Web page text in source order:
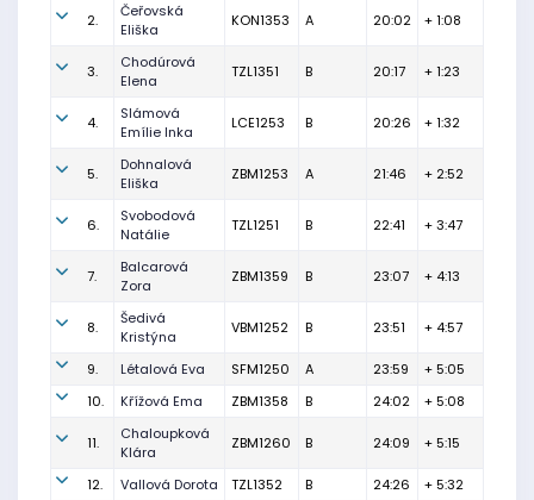
2.
Čeřovská
Eliška
KON1353 A 20:02 + 1:08
3.
Chodúrová
Elena
TZL1351 B 20:17 + 1:23
4.
Slámová
Emílie Inka
LCE1253 B 20:26 + 1:32
5.
Dohnalová
Eliška
ZBM1253 A 21:46 + 2:52
6.
Svobodová
Natálie
TZL1251 B 22:41 + 3:47
7.
Balcarová
Zora
ZBM1359 B 23:07 + 4:13
8.
Šedivá
Kristýna
VBM1252 B 23:51 + 4:57
9. Létalová Eva SFM1250 A 23:59
+ 5:05
10.
Křížová Ema ZBM1358 B 24:02 + 5:08
11.
Chaloupková
Klára
ZBM1260 B 24:09 + 5:15
12. Vallová Dorota TZL1352 B 24:26 + 5:32